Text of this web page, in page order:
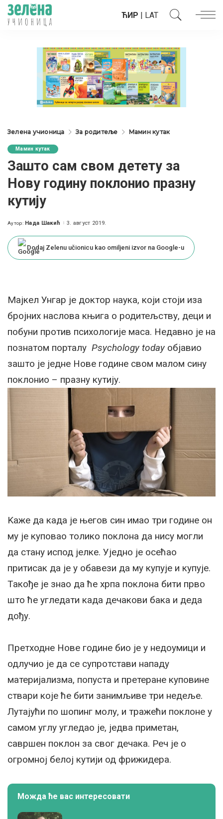
ЋИР | LAT
Зелена учионица За родитеље Мамин кутак
Мамин кутак
Зашто сам свом детету за
Нову годину поклонио празну
кутију
Posted
Аутор: Нада Шакић 3. август 2019.
Dodaj Zelenu učionicu kao omiljeni izvor na Google-u
Мајкел Унгар је доктор наука, који стоји иза
бројних наслова књига о родитељству, деци и
побуни против психологије маса. Недавно је на
познатом порталу Psychology today објавио
зашто је једне Нове године свом малом сину
поклонио – празну кутију.
Kаже да када је његов син имао три године он
му је куповао толико поклона да нису могли
да стану испод јелке. Уједно је осећао
притисак да је у обавези да му купује и купује.
Такође је знао да ће хрпа поклона бити прво
што ће угледати када дечакови бака и деда
дођу.
Претходне Нове године био је у недоумици и
одлучио је да се супротстави нападу
материјализма, попуста и претеране куповине
ствари које ће бити занимљиве три недеље.
Лутајући по шопинг молу, и тражећи поклоне у
самом углу угледао је, једва приметан,
савршен поклон за свог дечака. Реч је о
огромној белој кутији од фрижидера.
Можда ће вас интересовати